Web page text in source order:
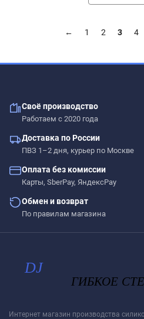
← 1 2 3 4
Своё производство
Работаем с 2020 года
Доставка по России
ПВЗ 1–2 дня, курьер по Москве
Оплата без комиссии
Карты, SberPay, ЯндексPay
Обмен и возврат
По правилам магазина
Интернет магазин производства